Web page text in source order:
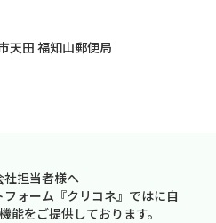
天田 福知山郵便局
社担当者様へ
ォーム『クリコネ』ではに自
能をご提供しております。